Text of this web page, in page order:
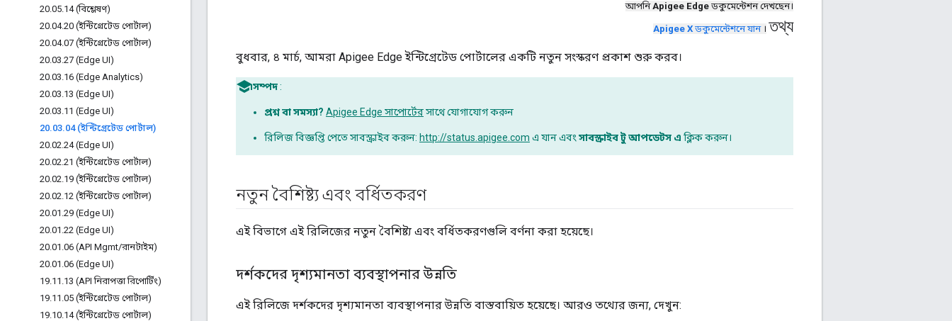
20.05.14 (বিশ্লেষণ)
20.04.20 (ইন্টিগ্রেটেড পোর্টাল)
20.04.07 (ইন্টিগ্রেটেড পোর্টাল)
20.03.27 (Edge UI)
20.03.16 (Edge Analytics)
20.03.13 (Edge UI)
20.03.11 (Edge UI)
20.03.04 (ইন্টিগ্রেটেড পোর্টাল)
20.02.24 (Edge UI)
20.02.21 (ইন্টিগ্রেটেড পোর্টাল)
20.02.19 (ইন্টিগ্রেটেড পোর্টাল)
20.02.12 (ইন্টিগ্রেটেড পোর্টাল)
20.01 .29 (Edge UI)
20.01 .22 (Edge UI)
20.01 .06 (API Mgmt/রানটাইম)
20.01 .06 (Edge UI)
19.11 .13 (API নিরাপত্তা রিপোর্টিং)
19.11 .05 (ইন্টিগ্রেটেড পোর্টাল)
19.10.14 (ইন্টিগ্রেটেড পোর্টাল)
আপনিApigee Edge ডকুমেন্টেশন দেখছেন।
Apigee X ডকুমেন্টেশনে যান। তথ্য
বুধবার, ৪ মার্চ, আমরা Apigee Edge ইন্টিগ্রেটেড পোর্টালের একটি নতুন সংস্করণ প্রকাশ শুরু করব।
সম্পদ:
প্রশ্ন বা সমস্যা? Apigee Edge সাপোর্টেরসাথে যোগাযোগ করুন
রিলিজ বিজ্ঞপ্তি পেতে সাবস্ক্রাইব করুন: http://status.apigee.com এ যান এবং সাবস্ক্রাইব টু আপডেটস এ ক্লিক করুন।
নতুন বৈশিষ্ট্য এবং বর্ধিতকরণ
এই বিভাগে এই রিলিজের নতুন বৈশিষ্ট্য এবং বর্ধিতকরণগুলি বর্ণনা করা হয়েছে।
দর্শকদের দৃশ্যমানতা ব্যবস্থাপনার উন্নতি
এই রিলিজে দর্শকদের দৃশ্যমানতা ব্যবস্থাপনার উন্নতি বাস্তবায়িত হয়েছে। আরও তথ্যের জন্য, দেখুন: